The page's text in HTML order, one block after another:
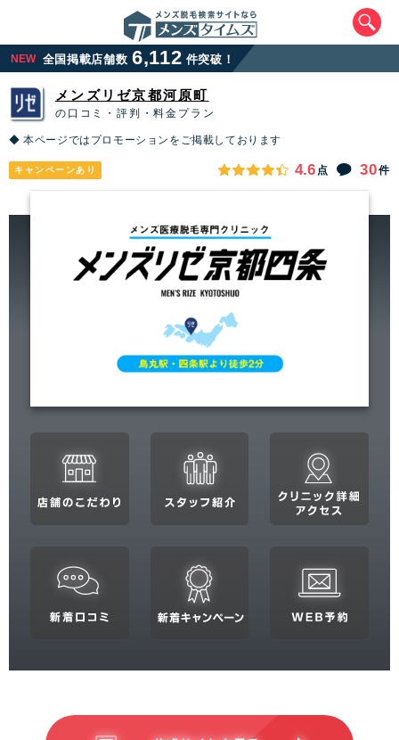
NEW 全国掲載店舗数 6,112 件突破！
メンズリゼ京都河原町
の口コミ・評判・料金プラン
◆ 本ページではプロモーションをご掲載しております
キャンペーンあり 4.6 点 30件
エリアから最寄りサロンを探す
北海道・東北
青森県 岩手県
山形県 福島県
関東
埼玉県
新潟県 福井県
山梨県 長野県 岐阜県 静岡県